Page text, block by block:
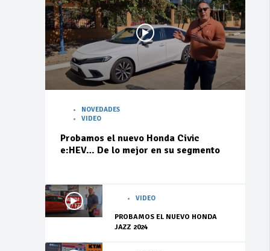
NOVEDADES
VIDEO
Probamos el nuevo Honda Civic
e:HEV… De lo mejor en su segmento
VIDEO
PROBAMOS EL NUEVO HONDA
JAZZ 2024